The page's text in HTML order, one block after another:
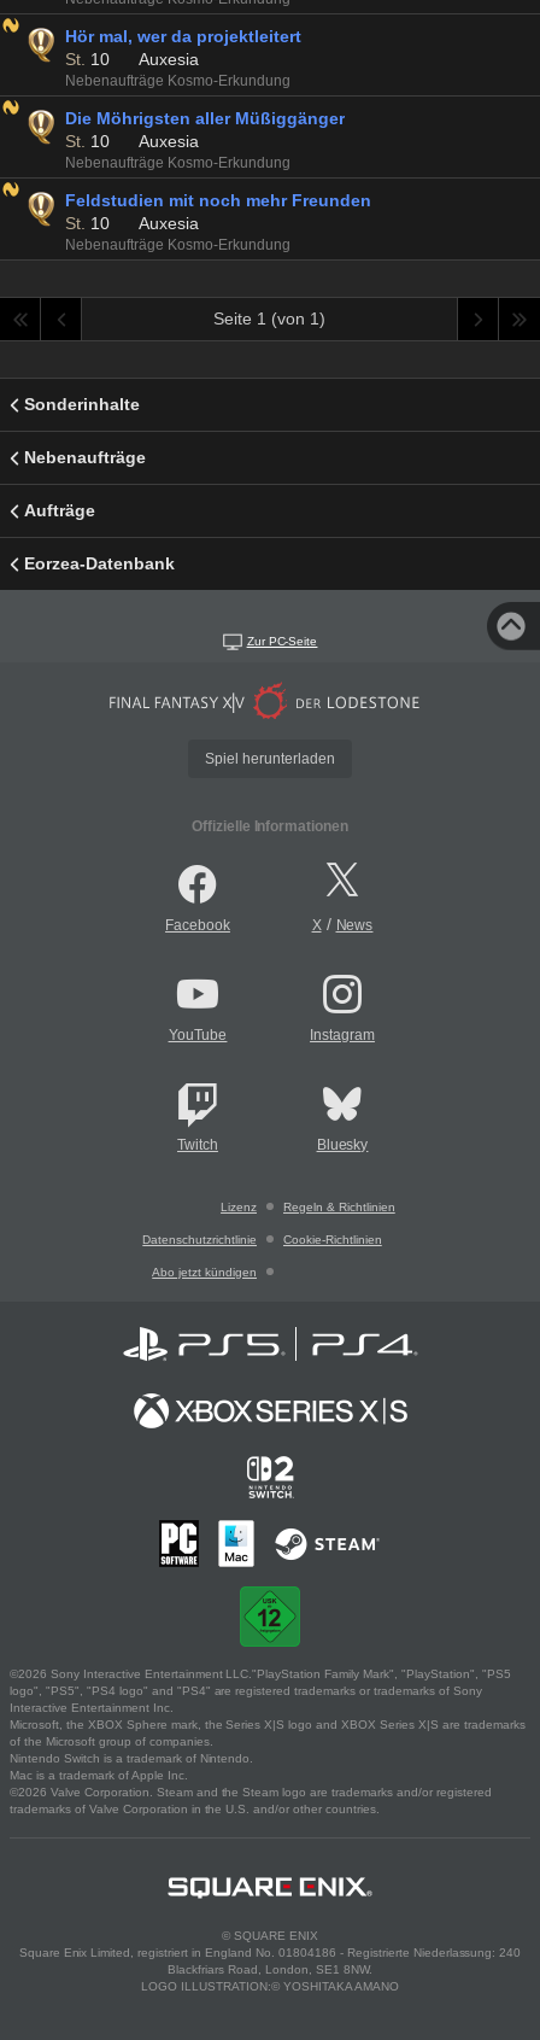
Hör mal, wer da projektleitert
St. 10 Auxesia
Nebenaufträge Kosmo-Erkundung
Die Möhrigsten aller Müßiggänger
St. 10 Auxesia
Nebenaufträge Kosmo-Erkundung
Feldstudien mit noch mehr Freunden
St. 10 Auxesia
Nebenaufträge Kosmo-Erkundung
Seite 1 (von 1)
Sonderinhalte
Nebenaufträge
Aufträge
Eorzea-Datenbank
Zur PC-Seite
Spiel herunterladen
Offizielle Informationen
Facebook X/ News
YouTube Instagram
Twitch Bluesky
Lizenz Regeln & Richtlinien
Datenschutzrichtlinie Cookie-Richtlinien
Abo jetzt kündigen
©2026 Sony Interactive Entertainment LLC."PlayStation Family Mark", "PlayStation", "PS5
logo", "PS5", "PS4 logo" and "PS4" are registered trademarks or trademarks of Sony
Interactive Entertainment Inc.
Microsoft, the XBOX Sphere mark, the Series X|S logo and XBOX Series X|S are trademarks
of the Microsoft group of companies.
Nintendo Switch is a trademark of Nintendo.
Mac is a trademark of Apple Inc.
©2026 Valve Corporation. Steam and the Steam logo are trademarks and/or registered
trademarks of Valve Corporation in the U.S. and/or other countries.
© SQUARE ENIX
Square Enix Limited, registriert in England No. 01804186 - Registrierte Niederlassung: 240
Blackfriars Road, London, SE1 8NW.
LOGO ILLUSTRATION:© YOSHITAKA AMANO